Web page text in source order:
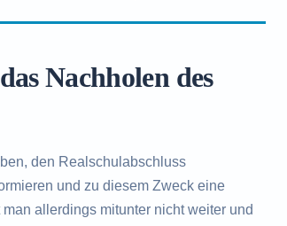
Nachholen des
den Realschulabschluss
und zu diesem Zweck eine
allerdings mitunter nicht weiter und